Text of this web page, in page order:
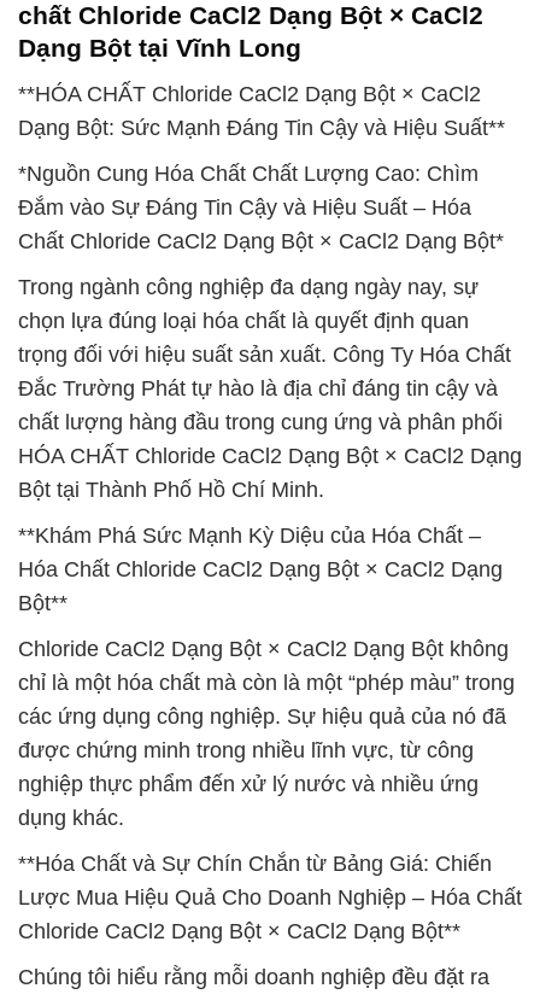
chất Chloride CaCl2 Dạng Bột × CaCl2
Dạng Bột tại Vĩnh Long
**HÓA CHẤT Chloride CaCl2 Dạng Bột × CaCl2
Dạng Bột: Sức Mạnh Đáng Tin Cậy và Hiệu Suất**
*Nguồn Cung Hóa Chất Chất Lượng Cao: Chìm
Đắm vào Sự Đáng Tin Cậy và Hiệu Suất – Hóa
Chất Chloride CaCl2 Dạng Bột × CaCl2 Dạng Bột*
Trong ngành công nghiệp đa dạng ngày nay, sự
chọn lựa đúng loại hóa chất là quyết định quan
trọng đối với hiệu suất sản xuất. Công Ty Hóa Chất
Đắc Trường Phát tự hào là địa chỉ đáng tin cậy và
chất lượng hàng đầu trong cung ứng và phân phối
HÓA CHẤT Chloride CaCl2 Dạng Bột × CaCl2 Dạng
Bột tại Thành Phố Hồ Chí Minh.
**Khám Phá Sức Mạnh Kỳ Diệu của Hóa Chất –
Hóa Chất Chloride CaCl2 Dạng Bột × CaCl2 Dạng
Bột**
Chloride CaCl2 Dạng Bột × CaCl2 Dạng Bột không
chỉ là một hóa chất mà còn là một “phép màu” trong
các ứng dụng công nghiệp. Sự hiệu quả của nó đã
được chứng minh trong nhiều lĩnh vực, từ công
nghiệp thực phẩm đến xử lý nước và nhiều ứng
dụng khác.
**Hóa Chất và Sự Chín Chắn từ Bảng Giá: Chiến
Lược Mua Hiệu Quả Cho Doanh Nghiệp – Hóa Chất
Chloride CaCl2 Dạng Bột × CaCl2 Dạng Bột**
Chúng tôi hiểu rằng mỗi doanh nghiệp đều đặt ra